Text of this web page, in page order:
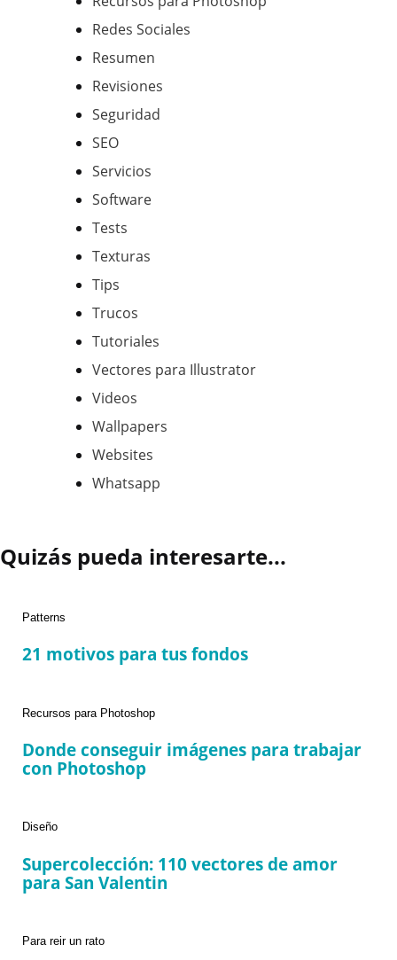
Redes Sociales
Resumen
Revisiones
Seguridad
SEO
Servicios
Software
Tests
Texturas
Tips
Trucos
Tutoriales
Vectores para Illustrator
Videos
Wallpapers
Websites
Whatsapp
Quizás pueda interesarte...
Categories
Patterns
21 motivos para tus fondos
Categories
Recursos para Photoshop
Donde conseguir imágenes para trabajar
con Photoshop
Categories
Diseño
Supercolección: 110 vectores de amor
para San Valentin
Categories
Para reir un rato